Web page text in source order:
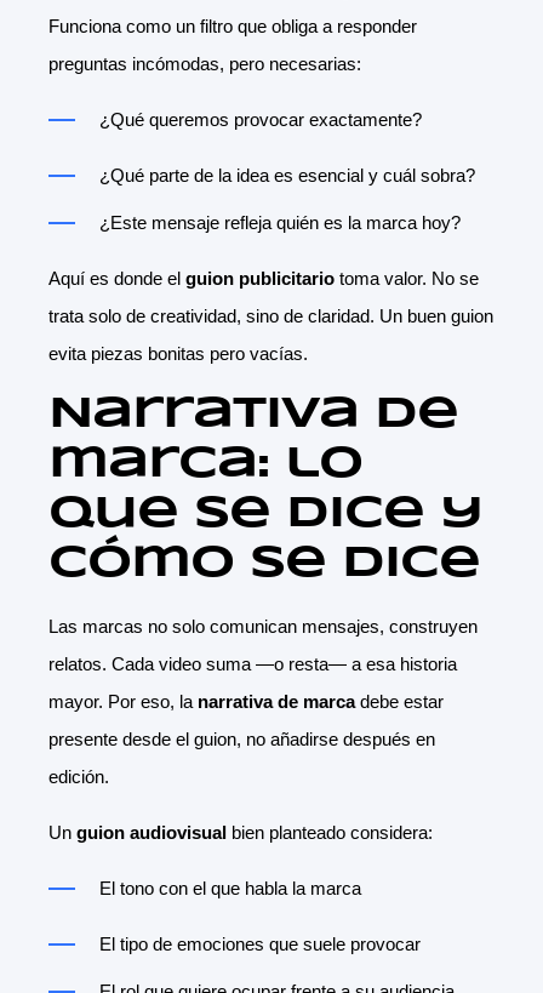
Funciona como un filtro que obliga a responder
preguntas incómodas, pero necesarias:
¿Qué queremos provocar exactamente?
¿Qué parte de la idea es esencial y cuál sobra?
¿Este mensaje refleja quién es la marca hoy?
Aquí es donde el guion publicitario toma valor. No se
trata solo de creatividad, sino de claridad. Un buen guion
evita piezas bonitas pero vacías.
Narrativa de
marca: lo
que se dice y
cómo se dice
Las marcas no solo comunican mensajes, construyen
relatos. Cada video suma —o resta— a esa historia
mayor. Por eso, la narrativa de marcadebe estar
presente desde el guion, no añadirse después en
edición.
Un guion audiovisual bien planteado considera:
El tono con el que habla la marca
El tipo de emociones que suele provocar